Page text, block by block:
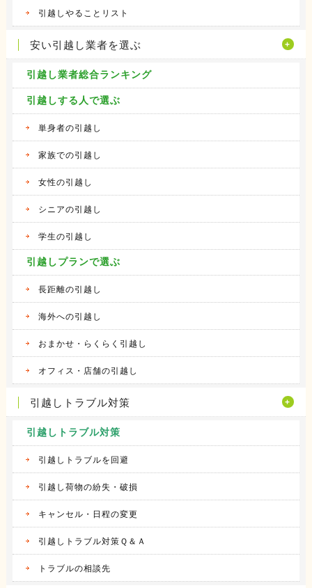
引越しやることリスト
安い引越し業者を選ぶ
引越し業者総合ランキング
引越しする人で選ぶ
単身者の引越し
家族での引越し
女性の引越し
シニアの引越し
学生の引越し
引越しプランで選ぶ
長距離の引越し
海外への引越し
おまかせ・らくらく引越し
オフィス・店舗の引越し
引越しトラブル対策
引越しトラブル対策
引越しトラブルを回避
引越し荷物の紛失・破損
キャンセル・日程の変更
引越しトラブル対策Ｑ＆Ａ
トラブルの相談先